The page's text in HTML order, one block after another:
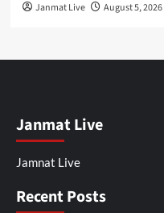
Janmat Live August 5, 2026
Janmat Live
Jamnat Live
Recent Posts